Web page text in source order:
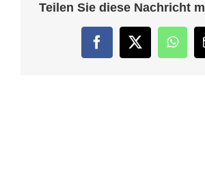
Teilen Sie diese Nachricht
FacebookTwitter